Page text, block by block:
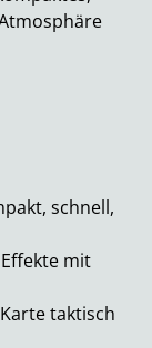
schnell,
mit
taktisch